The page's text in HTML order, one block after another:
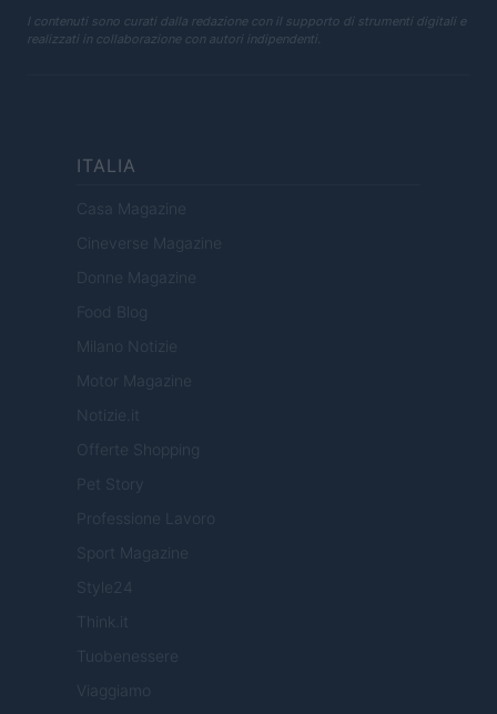
I contenuti sono curati dalla redazione con il supporto di strumenti digitali e
realizzati in collaborazione con autori indipendenti.
ITALIA
Casa Magazine
Cineverse Magazine
Donne Magazine
Food Blog
Milano Notizie
Motor Magazine
Notizie.it
Offerte Shopping
Pet Story
Professione Lavoro
Sport Magazine
Style24
Think.it
Tuobenessere
Viaggiamo